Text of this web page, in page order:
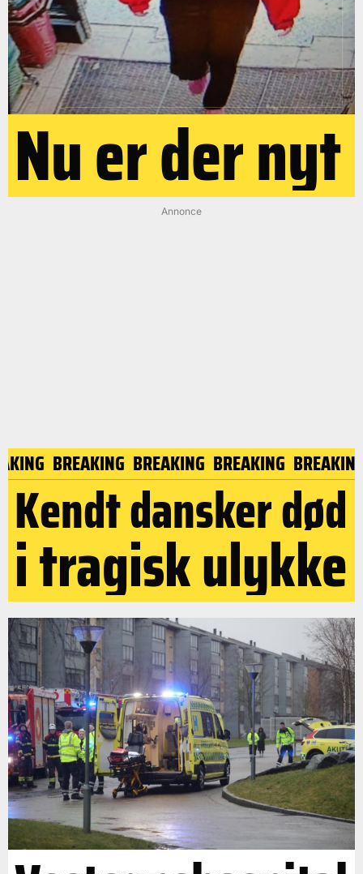
Nu er der nyt
Annonce
BREAKING BREAKING BREAKING BREAKING
Kendt dansker død
i tragisk ulykke